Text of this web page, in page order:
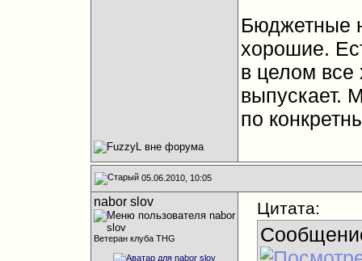
Бюджетные
хорошие.
в целом все
выпускает.
по
05.06.2010, 10:05
nabor slov
Ветеран клуба THG
Цитата: